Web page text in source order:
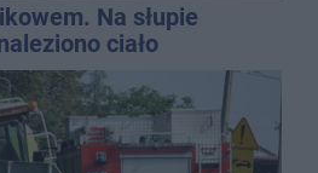
Na słupie
ciało